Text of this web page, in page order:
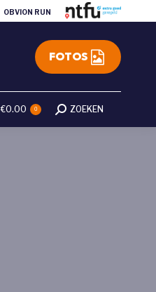
OBVION RUN
FOTOS
€0.00 0 Search:
ZOEKEN